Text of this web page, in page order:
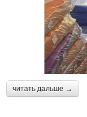
читать дальше →